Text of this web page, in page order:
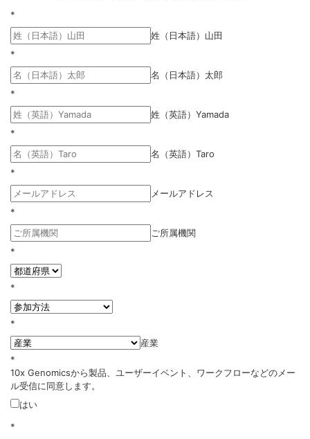
*
姓（日本語）山田
*
名（日本語）太郎
*
姓（英語）Yamada
*
名（英語）Taro
*
メールアドレス
*
ご所属機関
*
*
*
産業
*
10x Genomicsから製品、ユーザーイベント、ワークフローなどのメー
ル受信に同意します。
はい
*